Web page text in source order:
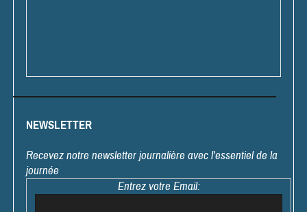
NEWSLETTER
Recevez notre newsletter journalière avec l'essentiel de la
journée
Entrez votre Email: